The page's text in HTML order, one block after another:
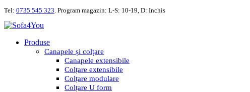
Tel: 0735 545 323. Program magazin: L-S: 10-19, D: Inchis
Produse
Canapele și colțare
Canapele extensibile
Colțare extensibile
Colțare modulare
Colțare U form